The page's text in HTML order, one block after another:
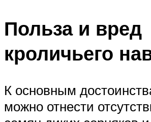
Польза и вред
кроличьего
К основным
можно отнести